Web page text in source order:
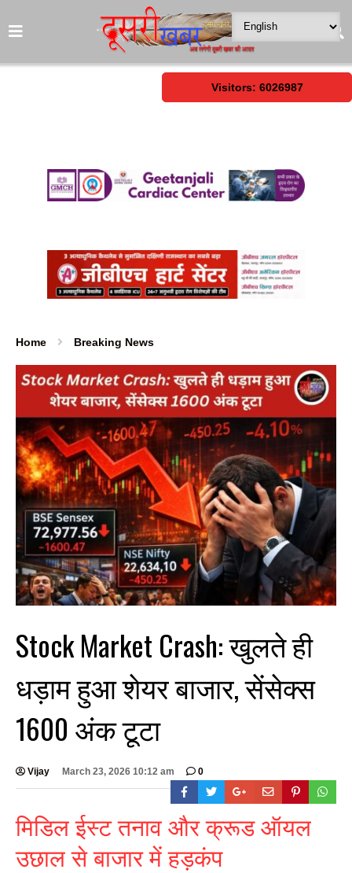
Visitors: 6026987
Home Breaking News
Stock Market Crash: खुलते ही
धड़ाम हुआ शेयर बाजार, सेंसेक्स
1600 अंक टूटा
Vijay March 23, 2026 10:12 am 0
मिडिल ईस्ट तनाव और क्रूड ऑयल
उछाल से बाजार में हड़कंप